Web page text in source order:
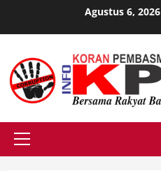
Agustus 6, 2026
Primary